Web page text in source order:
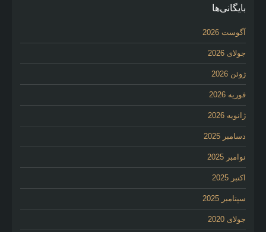
بایگانی‌ها
آگوست 2026
جولای 2026
ژوئن 2026
فوریه 2026
ژانویه 2026
دسامبر 2025
نوامبر 2025
اکتبر 2025
سپتامبر 2025
جولای 2020